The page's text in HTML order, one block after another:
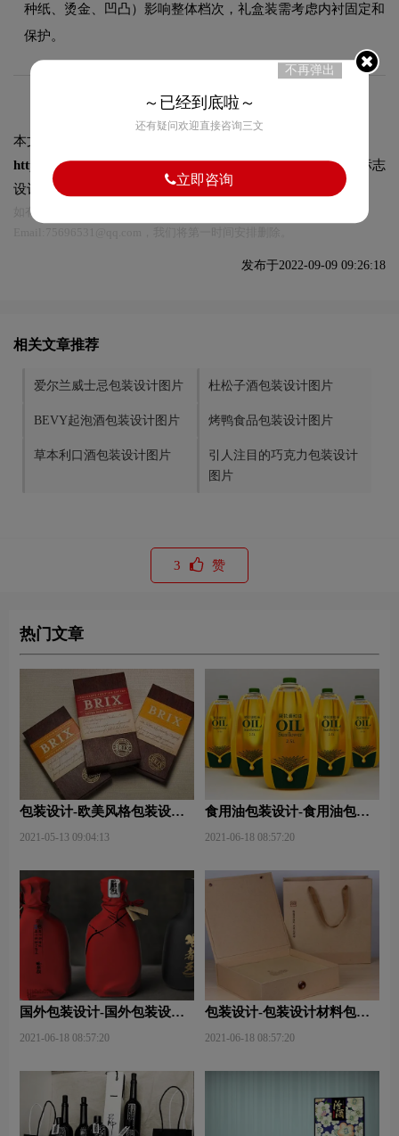
种纸、烫金、凹凸）影响整体档次，礼盒装需考虑内衬固定和
保护。
本文标题和链接
https://logo9.net/works/9739.html转载时请注明出处为诗宸标志
设计及本链接!
如有内容侵犯您的合法权益，请及时与我们联系
发布于2022-09-09 09:26:18
相关文章推荐
爱尔兰威士忌包装设计图片 杜松子酒包装设计图片
BEVY起泡酒包装设计图片 烤鸭食品包装设计图片
草本利口酒包装设计图片
引人注目的巧克力包装设计
图片
3 赞
热门文章
包装设计-欧美风格包装设
2021-05-13 09:04:13
食用油包装设计-食用油包装
2021-06-18 08:57:20
国外包装设计-国外包装设计
2021-06-18 08:57:20
包装设计-包装设计材料包含
2021-06-18 08:57:20
不再弹出
～已经到底啦～
还有疑问欢迎直接咨询三文
立即咨询